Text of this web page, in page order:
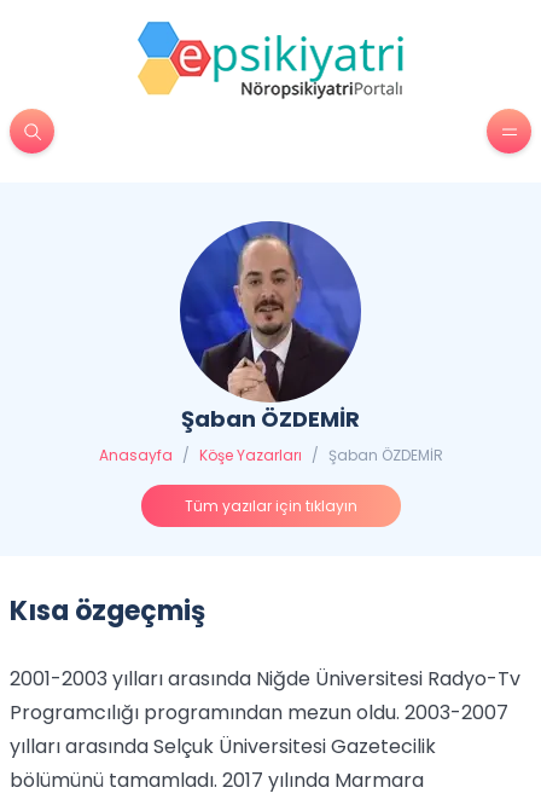
Şaban ÖZDEMİR
Anasayfa / Köşe Yazarları / Şaban ÖZDEMİR
Tüm yazılar için tıklayın
Kısa özgeçmiş
2001-2003 yılları arasında Niğde Üniversitesi Radyo-Tv
Programcılığı programından mezun oldu. 2003-2007
yılları arasında Selçuk Üniversitesi Gazetecilik
bölümünü tamamladı. 2017 yılında Marmara